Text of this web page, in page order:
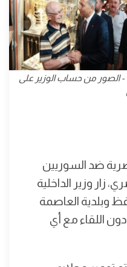
- الصور من حساب الوزير على
ضد السوريين
زار وزير الداخلية
وبلدية العاصمة
اللقاء مع أي